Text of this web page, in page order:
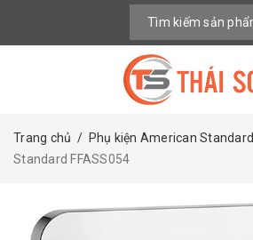
Trang chủ / Phụ kiện American Standard
Standard FFASS054